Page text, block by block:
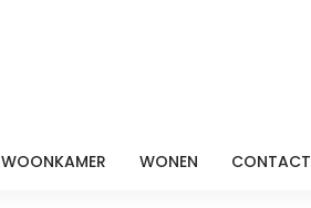
WOONKAMER WONEN CONTACT